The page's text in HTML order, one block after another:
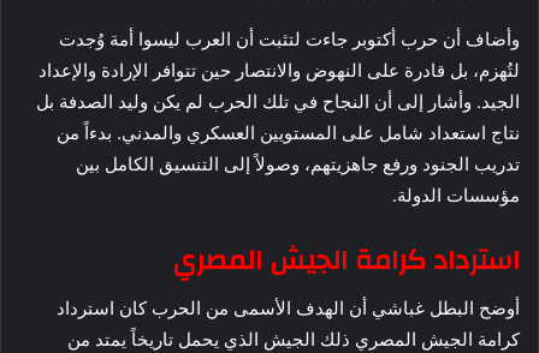
وأضاف أن حرب أكتوبر جاءت لتثبت أن العرب ليسوا أمة وُجدت
لتُهزم، بل قادرة على النهوض والانتصار حين تتوافر الإرادة والإعداد
الجيد. وأشار إلى أن النجاح في تلك الحرب لم يكن وليد الصدفة بل
نتاج استعداد شامل على المستويين العسكري والمدني. بدءاً من
تدريب الجنود ورفع جاهزيتهم، وصولاً إلى التنسيق الكامل بين
مؤسسات الدولة.
استرداد كرامة الجيش المصري
أوضح البطل غباشي أن الهدف الأسمى من الحرب كان استرداد
كرامة الجيش المصري ذلك الجيش الذي يحمل تاريخاً يمتد من